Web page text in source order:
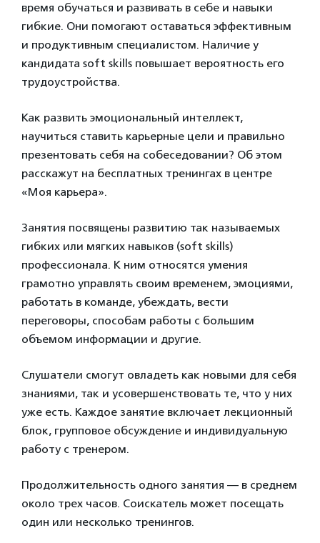
время обучаться и развивать в себе и навыки
гибкие. Они помогают оставаться эффективным
и продуктивным специалистом. Наличие у
кандидата soft skills повышает вероятность его
трудоустройства.
Как развить эмоциональный интеллект,
научиться ставить карьерные цели и правильно
презентовать себя на собеседовании? Об этом
расскажут на бесплатных тренингах в центре
«Моя карьера».
Занятия посвящены развитию так называемых
гибких или мягких навыков (soft skills)
профессионала. К ним относятся умения
грамотно управлять своим временем, эмоциями,
работать в команде, убеждать, вести
переговоры, способам работы с большим
объемом информации и другие.
Слушатели смогут овладеть как новыми для себя
знаниями, так и усовершенствовать те, что у них
уже есть. Каждое занятие включает лекционный
блок, групповое обсуждение и индивидуальную
работу с тренером.
Продолжительность одного занятия — в среднем
около трех часов. Соискатель может посещать
один или несколько тренингов.